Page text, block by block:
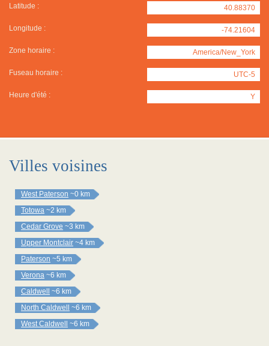
Latitude : 40.88370
Longitude : -74.21604
Zone horaire : America/New_York
Fuseau horaire : UTC-5
Heure d'été : Y
Villes voisines
West Paterson ~0 km
Totowa ~2 km
Cedar Grove ~3 km
Upper Montclair ~4 km
Paterson ~5 km
Verona ~6 km
Caldwell
~6 km
North Caldwell
~6 km
West Caldwell
~6 km